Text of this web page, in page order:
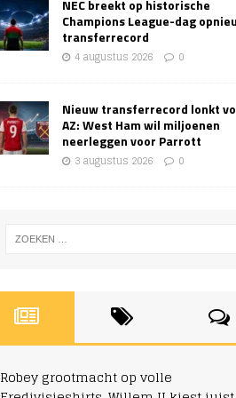
NEC breekt op historische
Champions League-dag
transferrecord
4 augustus 2026 0
Nieuw transferrecord lonkt
AZ: West Ham wil miljoenen
neerleggen voor Parrott
3 augustus 2026 0
Robey grootmacht op volle